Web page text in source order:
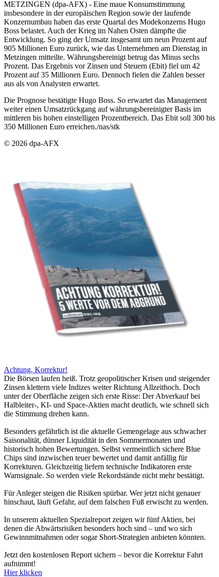
METZINGEN (dpa-AFX) - Eine maue Konsumstimmung
insbesondere in der europäischen Region sowie der laufende
Konzernumbau haben das erste Quartal des Modekonzerns Hugo
Boss belastet. Auch der Krieg im Nahen Osten dämpfte die
Entwicklung. So ging der Umsatz insgesamt um neun Prozent auf
905 Millionen Euro zurück, wie das Unternehmen am Dienstag in
Metzingen mitteilte. Währungsbereinigt betrug das Minus sechs
Prozent. Das Ergebnis vor Zinsen und Steuern (Ebit) fiel um 42
Prozent auf 35 Millionen Euro. Dennoch fielen die Zahlen besser
aus als von Analysten erwartet.
Die Prognose bestätigte Hugo Boss. So erwartet das Management
weiter einen Umsatzrückgang auf währungsbereinigter Basis im
mittleren bis hohen einstelligen Prozentbereich. Das Ebit soll 300 bis
350 Millionen Euro erreichen./nas/stk
© 2026 dpa-AFX
Achtung, Korrektur!
Die Börsen laufen heiß. Trotz geopolitischer Krisen und steigender
Zinsen klettern viele Indizes weiter Richtung Allzeithoch. Doch
unter der Oberfläche zeigen sich erste Risse: Der Abverkauf bei
Halbleiter-, KI- und Space-Aktien macht deutlich, wie schnell sich
die Stimmung drehen kann.
Besonders gefährlich ist die aktuelle Gemengelage aus schwacher
Saisonalität, dünner Liquidität in den Sommermonaten und
historisch hohen Bewertungen. Selbst vermeintlich sichere Blue
Chips sind inzwischen teuer bewertet und damit anfällig für
Korrekturen. Gleichzeitig liefern technische Indikatoren erste
Warnsignale. So werden viele Rekordstände nicht mehr bestätigt.
Für Anleger steigen die Risiken spürbar. Wer jetzt nicht genauer
hinschaut, läuft Gefahr, auf dem falschen Fuß erwischt zu werden.
In unserem aktuellen Spezialreport zeigen wir fünf Aktien, bei
denen die Abwärtsrisiken besonders hoch sind – und wo sich
Gewinnmitnahmen oder sogar Short-Strategien anbieten könnten.
Jetzt den kostenlosen Report sichern – bevor die Korrektur Fahrt
aufnimmt!
Hier klicken